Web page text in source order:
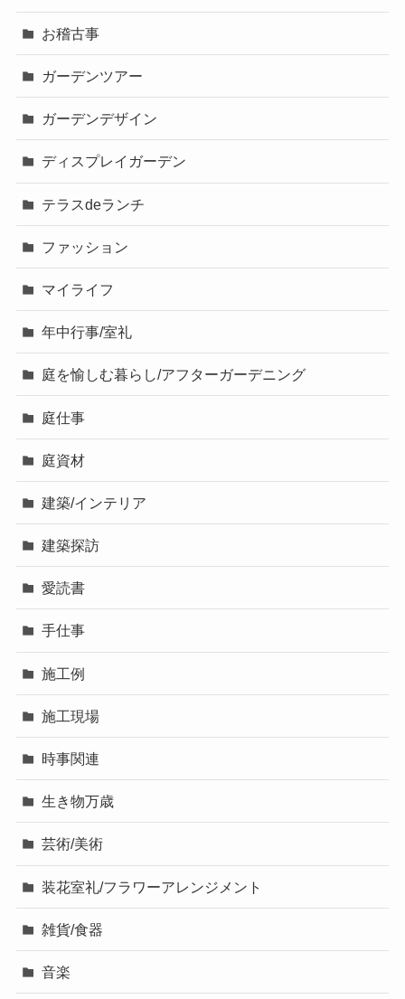
お稽古事
ガーデンツアー
ガーデンデザイン
ディスプレイガーデン
テラスdeランチ
ファッション
マイライフ
年中行事/室礼
庭を愉しむ暮らし/アフターガーデニング
庭仕事
庭資材
建築/インテリア
建築探訪
愛読書
手仕事
施工例
施工現場
時事関連
生き物万歳
芸術/美術
装花室礼/フラワーアレンジメント
雑貨/食器
音楽